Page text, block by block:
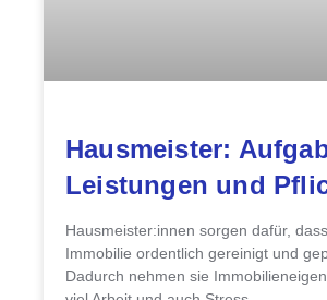
Hausmeister:
Leistungen und
Hausmeister:innen sorgen dafür,
Immobilie ordentlich gereinigt und
Dadurch nehmen sie